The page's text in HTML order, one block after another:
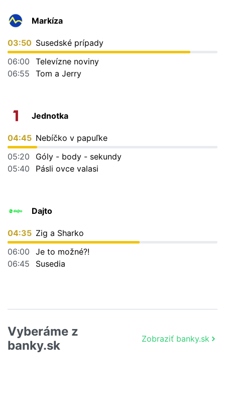
Markíza
03:50 Susedské prípady
06:00
Televízne noviny
06:55
Tom a Jerry
Jednotka
04:45 Nebíčko v papuľke
05:20
Góly - body - sekundy
05:40
Pásli ovce valasi
Dajto
04:35 Zig a Sharko
06:00
Je to možné?!
06:45
Susedia
Vyberáme z
banky.sk
Zobraziť banky.sk